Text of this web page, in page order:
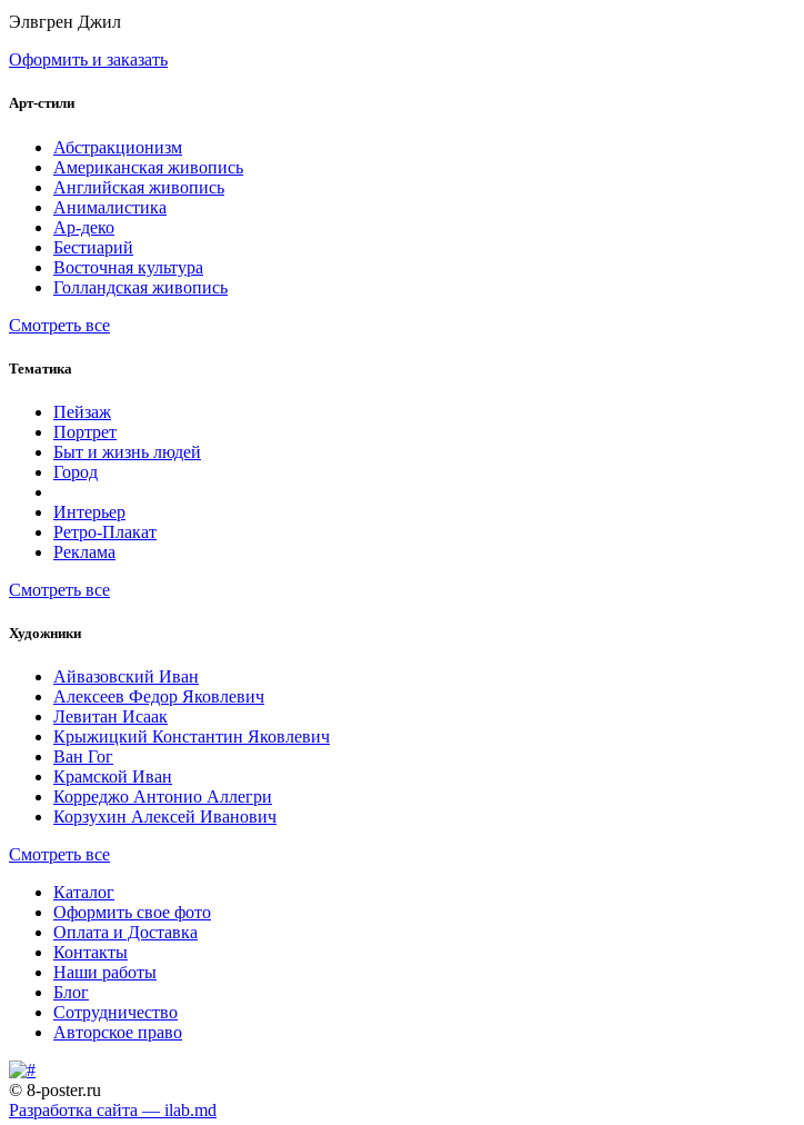
Элвгрен Джил
Оформить и заказать
Арт-стили
Абстракционизм
Американская живопись
Английская живопись
Анималистика
Ар-деко
Бестиарий
Восточная культура
Голландская живопись
Смотреть все
Тематика
Пейзаж
Портрет
Быт и жизнь людей
Город
Интерьер
Ретро-Плакат
Реклама
Смотреть все
Художники
Айвазовский Иван
Алексеев Федор Яковлевич
Левитан Исаак
Крыжицкий Константин Яковлевич
Ван Гог
Крамской Иван
Корреджо Антонио Аллегри
Корзухин Алексей Иванович
Смотреть все
Каталог
Оформить свое фото
Оплата и Доставка
Контакты
Наши работы
Блог
Сотрудничество
Авторское право
© 8-poster.ru
Разработка сайта — ilab.md